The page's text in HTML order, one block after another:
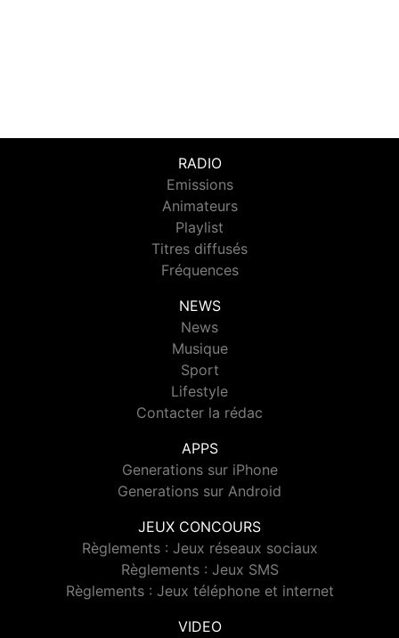
RADIO
Emissions
Animateurs
Playlist
Titres diffusés
Fréquences
NEWS
News
Musique
Sport
Lifestyle
Contacter la rédac
APPS
Generations sur iPhone
Generations sur Android
JEUX CONCOURS
Règlements : Jeux réseaux sociaux
Règlements : Jeux SMS
Règlements : Jeux téléphone et internet
VIDEO